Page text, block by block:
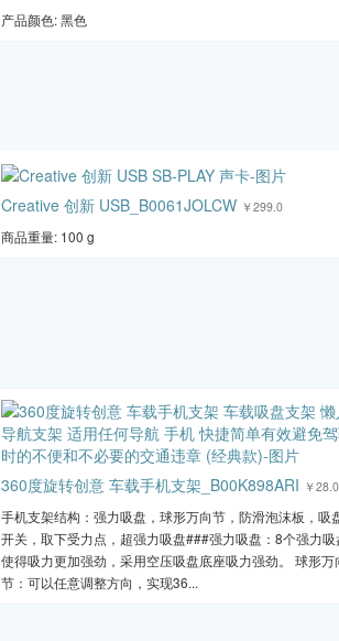
产品颜色: 黑色
Creative 创新 USB_B0061JOLCW ￥299.0
商品重量: 100 g
360度旋转创意 车载手机支架_B00K898ARI ￥28.0
手机支架结构：强力吸盘，球形万向节，防滑泡沫板，吸
开关，取下受力点，超强力吸盘###强力吸盘：8个强力吸
使得吸力更加强劲，采用空压吸盘底座吸力强劲。 球形万
节：可以任意调整方向，实现36...